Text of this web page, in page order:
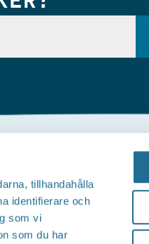
tillhandahålla
identifierare och
som vi
som du har
Tillväxt Motala
Visit Östergötland